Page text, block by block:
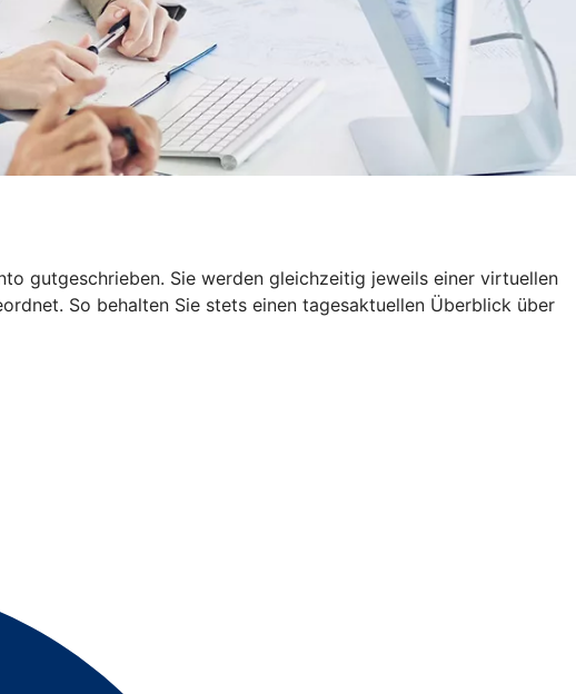
gutgeschrieben. Sie werden gleichzeitig jeweils einer virtuellen
So behalten Sie stets einen tagesaktuellen Überblick über